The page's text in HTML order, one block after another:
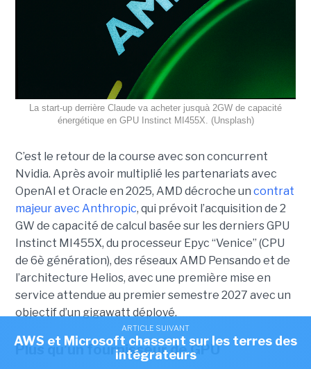
La start-up derrière Claude va acheter jusquà 2GW de capacité
énergétique en GPU Instinct MI455X. (Unsplash)
C’est le retour de la course avec son concurrent
Nvidia. Après avoir multiplié les partenariats avec
OpenAI et Oracle en 2025, AMD décroche un contrat
majeur avec Anthropic, qui prévoit l’acquisition de 2
GW de capacité de calcul basée sur les derniers GPU
Instinct MI455X, du processeur Epyc “Venice” (CPU
de 6è génération), des réseaux AMD Pensando et de
l’architecture Helios, avec une première mise en
service attendue au premier semestre 2027 avec un
objectif d’un gigawatt déployé.
Plus qu’un fournisseur de GPU
ARTICLE SUIVANT
AWS et Microsoft chassent sur les terres des
intégrateurs